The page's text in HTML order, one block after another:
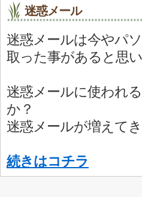
迷惑メール
迷惑メールは今やパ
取った事があると思い
迷惑メールに使われ
か？
迷惑メールが増えて
続きはコチラ